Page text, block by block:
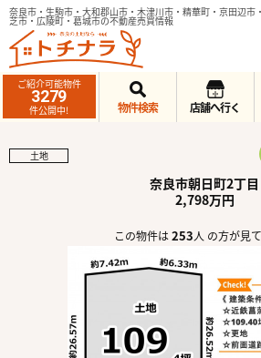
奈良市・生駒市・大和郡山市・木津川市・精華町・京田辺市
芝市・広陵町・葛城市の不動産売買情報
ご紹介可能物件
3279
件公開中! 物件検索 店舗へ行く
土地
奈良市朝日町2丁目
2,798万円
この物件は253人 の方が見